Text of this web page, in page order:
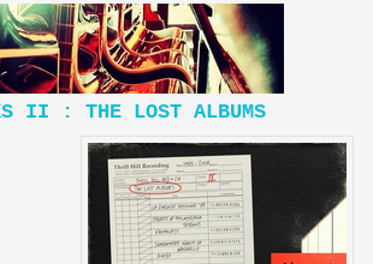
II : THE LOST ALBUMS